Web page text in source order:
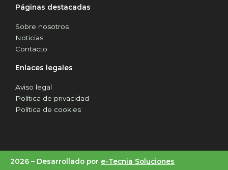
Páginas destacadas
Sobre nosotros
Noticias
Contacto
Enlaces legales
Aviso legal
Política de privacidad
Política de cookies
2026 – Desarrollado por e-Tecnia Soluciones